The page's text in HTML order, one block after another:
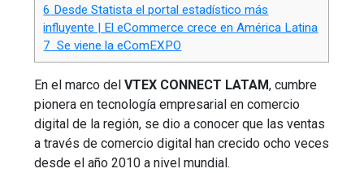
6 Desde Statista el portal estadístico más
influyente | El eCommerce crece en América Latina
7 Se viene la eComEXPO
En el marco delVTEX CONNECT LATAM, cumbre
pionera en tecnología empresarial en comercio
digital de la región, se dio a conocer que las ventas
a través de comercio digital han crecido ocho veces
desde el año 2010 a nivel mundial.